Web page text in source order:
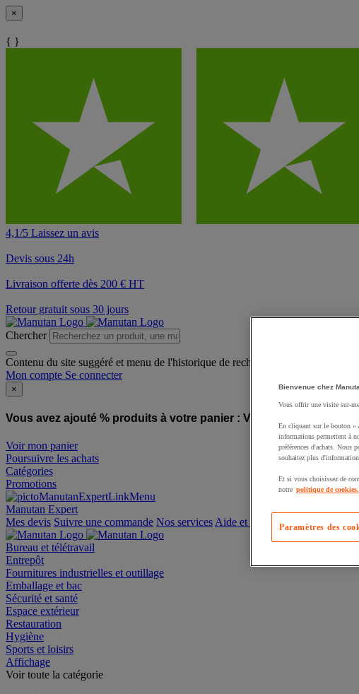
×
{ }
4,1/5 Laissez un avis
Devis sous 24h
Livraison offerte dès 200 € HT
Retour gratuit sous 30 jours
Chercher
Contenu du site suggéré et menu de l'historique de recherche
Mon compte Se connecter
×
Vous avez ajouté % produits à votre panier : Vous avez ajouté un
Voir mon panier
Poursuivre les achats
Catégories
Promotions
Manutan Expert
offre reconditionnée
Mes devis Suivre une commande Nos services Aide et contact
Bureau et télétravail
Entrepôt
Fournitures industrielles et outillage
Emballage et bac
Sécurité et santé
Espace extérieur
Restauration
Hygiène
Sports et loisirs
Affichage
Bienvenue chez
Vous offrir une visite sur-
En cliquant sur le bouton «
informations permettent à
préférences d'achats. Nous
souhaitez plus
Et si vous choisissez de
notre politique de cookies.
Paramètres des